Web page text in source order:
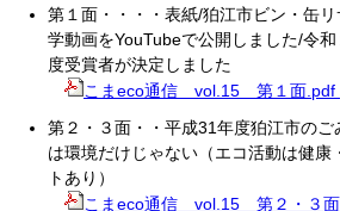
第１面・・・・表紙/狛江市ビン・缶
学動画をYouTubeで公開しました/令
度受賞者が決定しました
こまeco通信 vol.15 第１面.pdf
第２・３面・・平成31年度狛江市の
は環境だけじゃない（エコ活動は健康
トあり）
こまeco通信 vol.15 第２・３面